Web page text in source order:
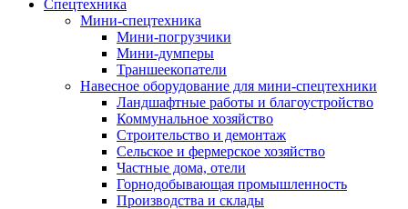
Спецтехника
Мини-спецтехника
Мини-погрузчики
Мини-думперы
Траншеекопатели
Навесное оборудование для мини-спецтехники
Ландшафтные работы и благоустройство
Коммунальное хозяйство
Строительство и демонтаж
Сельское и фермерское хозяйство
Частные дома, отели
Горнодобывающая промышленность
Производства и склады